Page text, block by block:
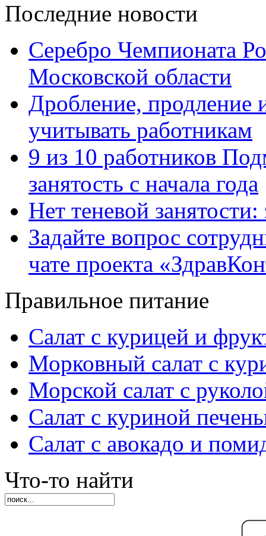
Последние новости
Серебро Чемпионата
Московской области
Дробление, продление
учитывать работникам
9 из 10 работников
занятость с начала года
Нет теневой
Задайте вопрос
чате проекта
Правильное питание
Салат с курицей и
Морковный салат с
Морской салат с
Салат с куриной
Салат с авокадо и
Что-то найти